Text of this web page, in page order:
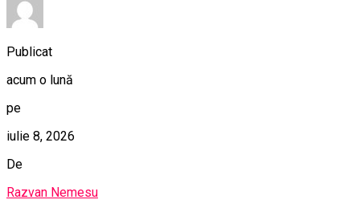
Publicat
acum o lună
pe
iulie 8, 2026
De
Razvan Nemesu